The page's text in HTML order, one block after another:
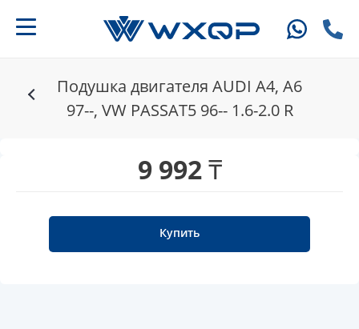
Подушка двигателя AUDI A4, A6
97--, VW PASSAT5 96-- 1.6-2.0 R
9 992 ₸
Купить